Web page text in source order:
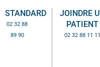
STANDARD
02 32 88
89 90
JOINDRE
PATIENT
02 32 88 11 11